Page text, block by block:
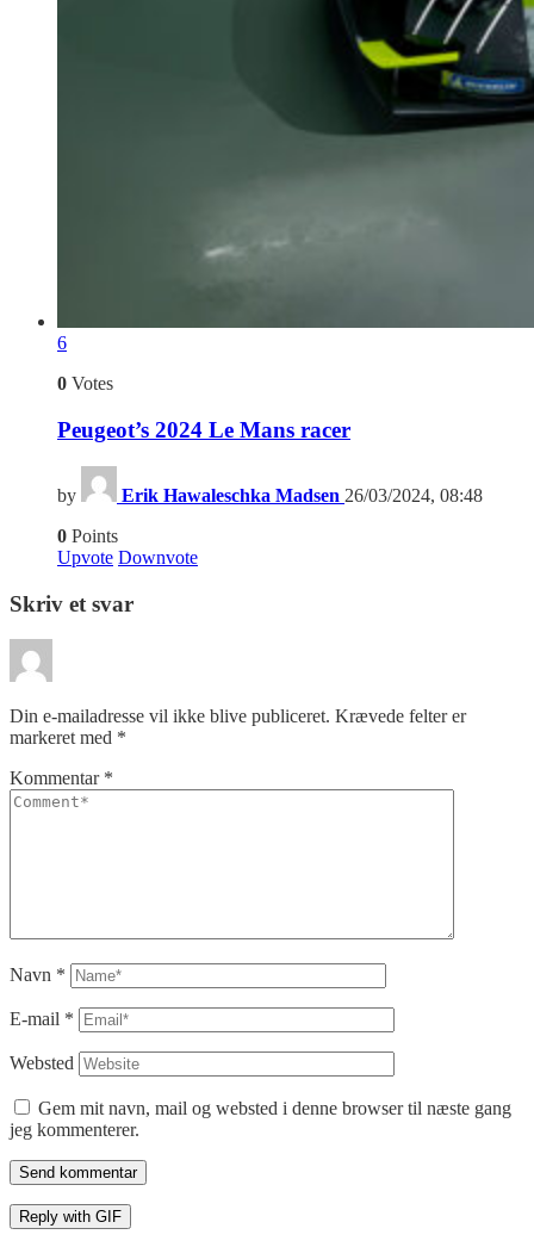
6
0 Votes
Peugeot’s 2024 Le Mans racer
by Erik Hawaleschka Madsen 26/03/2024, 08:48
0 Points
Upvote Downvote
Skriv et svar
Din e-mailadresse vil ikke blive publiceret. Krævede felter er
markeret med *
Kommentar *
Navn *
E-mail *
Websted
Gem mit navn, mail og websted i denne browser til næste gang
jeg kommenterer.
Send kommentar
Reply with GIF